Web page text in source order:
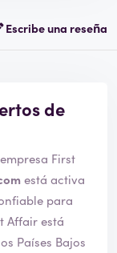
Escribe una reseña
de
First
está activa
para
Países Bajos